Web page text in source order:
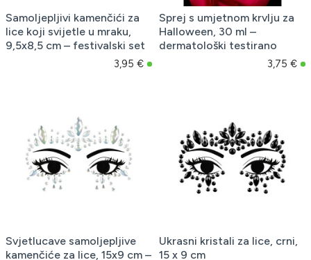
Samoljepljivi kamenčići za
lice koji svijetle u mraku,
9,5x8,5 cm – festivalski set
3,95 €
Sprej s umjetnom krvlju za
Halloween, 30 ml –
dermatološki testirano
3,75 €
Svjetlucave samoljepljive
kamenčiće za lice, 15x9 cm –
Ukrasni kristali za lice, crni,
15 x 9 cm